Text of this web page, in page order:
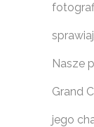
Nasze
Grand
jego